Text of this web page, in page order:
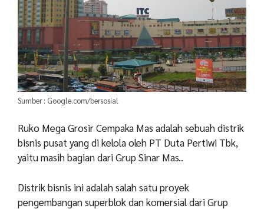
Sumber : Google.com/bersosial
Ruko Mega Grosir Cempaka Mas adalah sebuah distrik
bisnis pusat yang di kelola oleh PT Duta Pertiwi Tbk,
yaitu masih bagian dari Grup Sinar Mas..
Distrik bisnis ini adalah salah satu proyek
pengembangan superblok dan komersial dari Grup